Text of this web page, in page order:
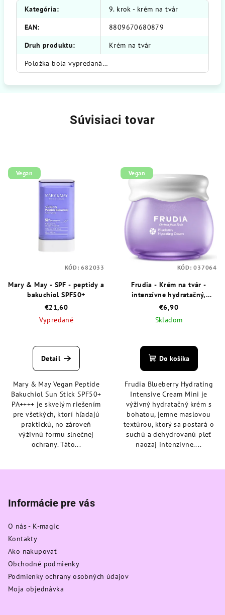
Kategória:
9. krok - krém na tvár
EAN:
8809670680879
Druh produktu:
Krém na tvár
Položka bola vypredaná…
Súvisiaci tovar
Vegan
Mary & May - SPF - peptidy a
bakuchiol SPF50+
€21,60
Vypredané
hodnotenie
produktu
z
5
hviezdičiek.
Detail
Mary & May Vegan Peptide
Bakuchiol Sun Stick SPF50+
PA++++ je skvelým riešením
pre všetkých, ktorí hľadajú
praktickú, no zároveň
výživnú formu slnečnej
ochrany. Táto...
KÓD:682033
Vegan
Frudia - Krém na tvár -
intenzívne hydratačný,
čučoriedka mini 10 ml
€6,90
Skladom
hodnotenie
produktu
z
5
hviezdičiek.
Do košíka
Frudia Blueberry Hydrating
Intensive Cream Mini je
výživný hydratačný krém s
bohatou, jemne maslovou
textúrou, ktorý sa postará o
suchú a dehydrovanú pleť
naozaj intenzívne....
KÓD:037064
Informácie pre vás
O nás - K-magic
Kontakty
Ako nakupovať
Obchodné podmienky
Podmienky ochrany osobných údajov
Moja objednávka